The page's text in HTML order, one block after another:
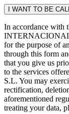
In accordance
for the purpose of
through this form
that you give us
to the services
S.L. You may
rectification,
aforementioned
treating your data,